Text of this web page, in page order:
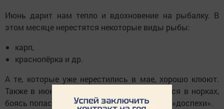
Июнь дарит нам тепло и вдохновение на рыбалку. В
этом месяце нерестятся некоторые виды рыбы:
карп,
краснопёрка и др.
А те, которые уже нерестились в мае, хорошо клюют.
Также в июне линяют реки, и рыба прячется в норках,
боясь попасться на крючок, пока не оденет «доспехи».